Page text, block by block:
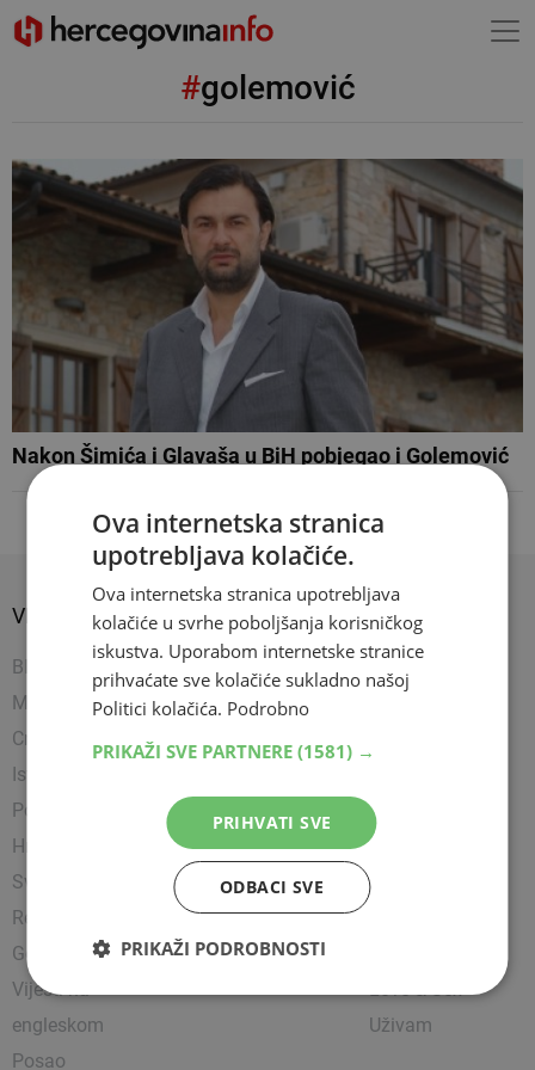
#golemović
Nakon Šimića i Glavaša u BiH pobjegao i Golemović
VIJESTI
BIH
Mostar
Crna kronika
Istražili smo
Politika
Hrvatska
Svijet
Religija
Gospodarstvo
Vijesti na
engleskom
Posao
SPORT
Nogomet
Košarka
Tenis
SHOW
Zanimljivosti
Čitam
Party
Love & Sex
Uživam
Ova internetska stranica
upotrebljava kolačiće.
Ova internetska stranica upotrebljava
kolačiće u svrhe poboljšanja korisničkog
iskustva. Uporabom internetske stranice
prihvaćate sve kolačiće sukladno našoj
Politici kolačića. Podrobno
PRIKAŽI SVE PARTNERE (1581) →
PRIHVATI SVE
ODBACI SVE
PRIKAŽI PODROBNOSTI